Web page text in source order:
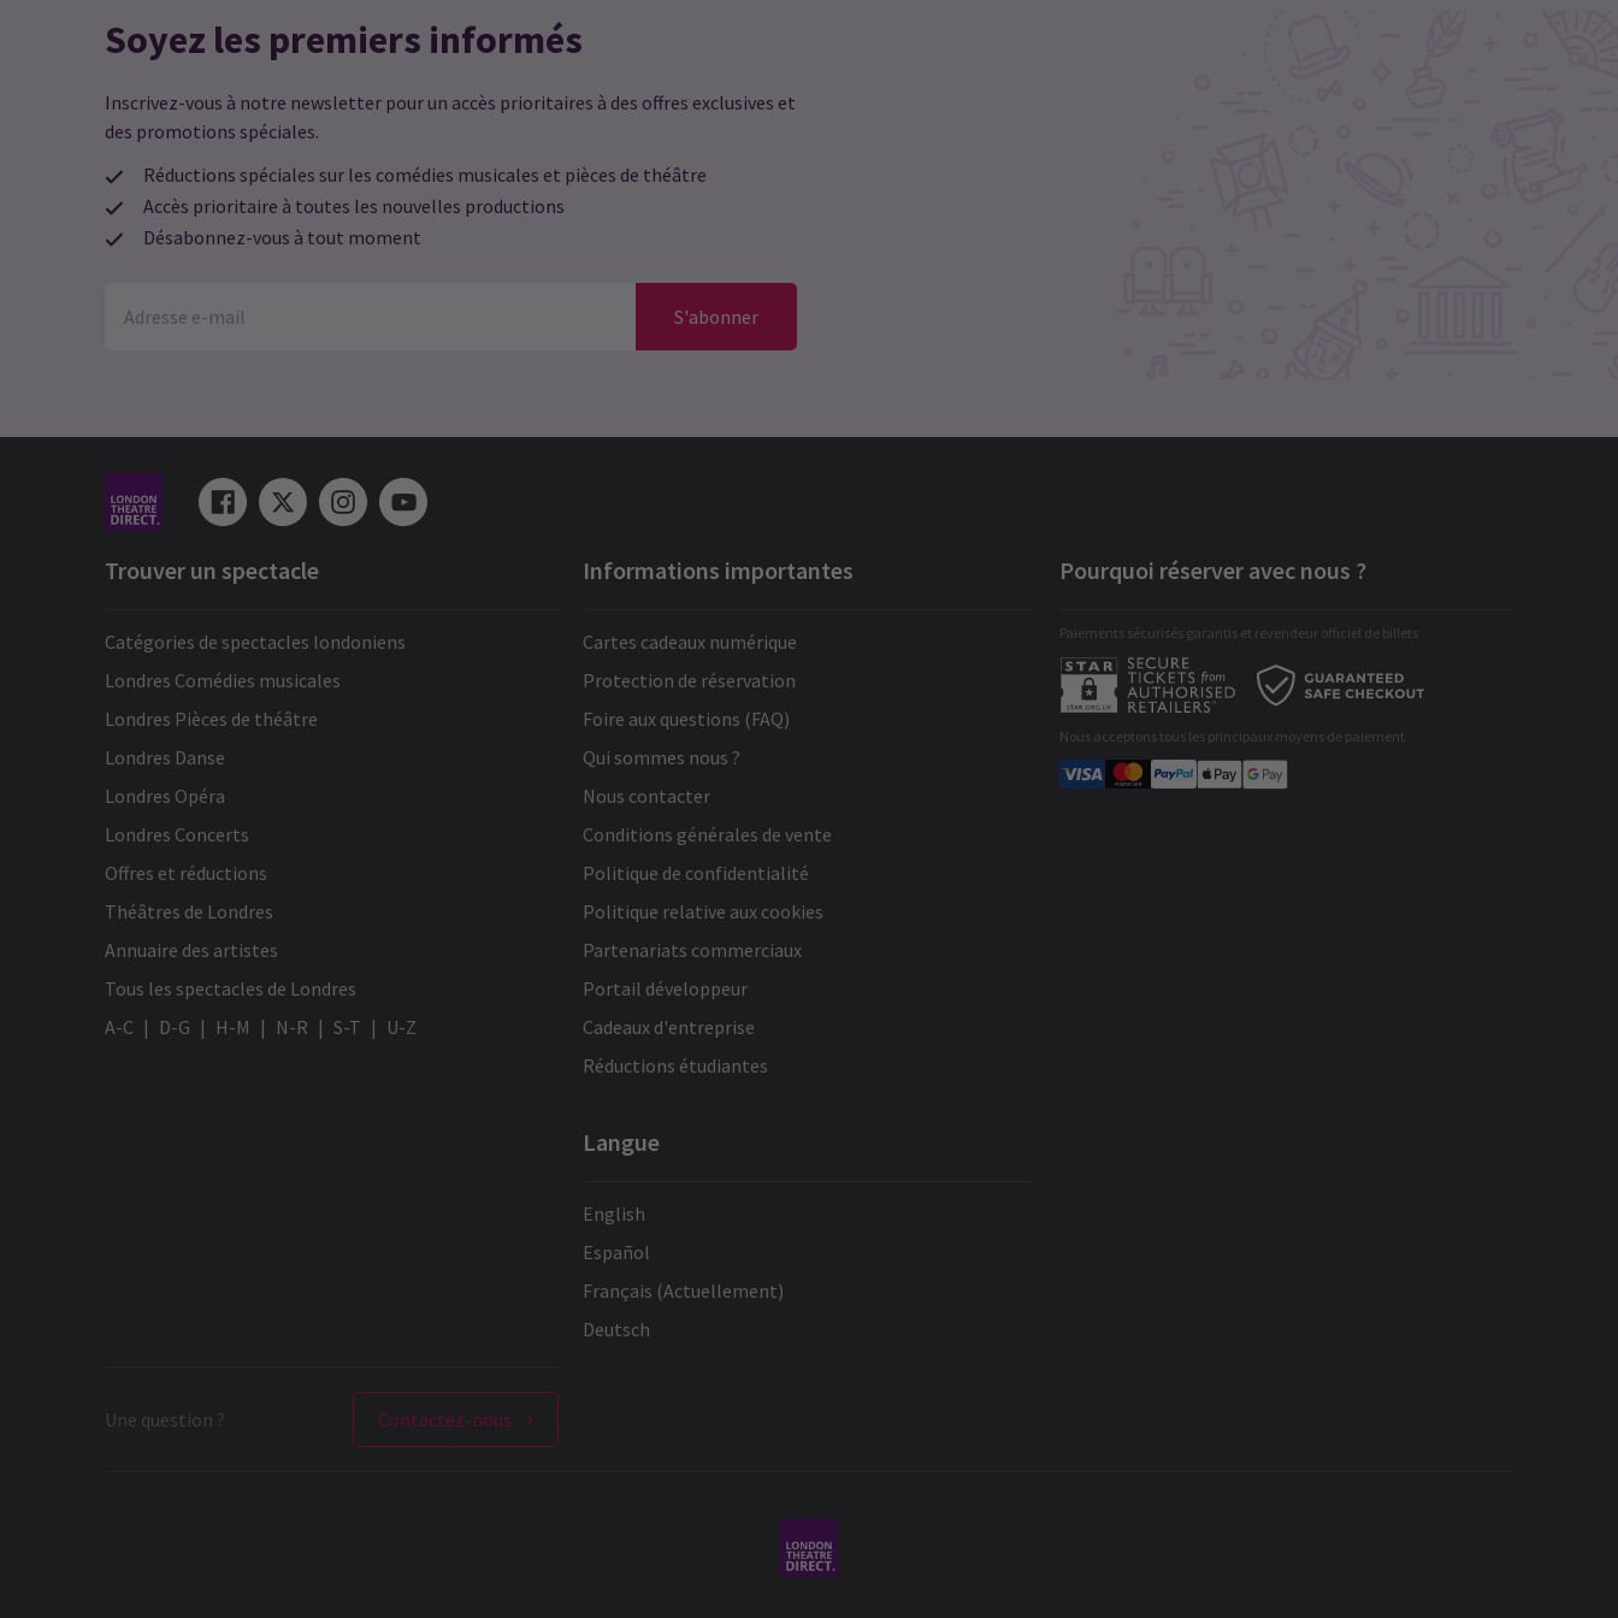
Soyez les premiers informés
Inscrivez-vous à notre newsletter pour un accès prioritaires à des offres exclusives et
des promotions spéciales.
Réductions spéciales sur les comédies musicales et pièces de théâtre
Accès prioritaire à toutes les nouvelles productions
Désabonnez-vous à tout moment
S'abonner
Trouver un spectacle
Catégories de spectacles londoniens
Londres Comédies musicales
Londres Pièces de théâtre
Londres Danse
Londres Opéra
Londres Concerts
Offres et réductions
Théâtres de Londres
Annuaire des artistes
Tous les spectacles de Londres
A-C
D-G H-M N-R S-T U-Z
Informations importantes
Cartes cadeaux numérique
Protection de réservation
Foire aux questions (FAQ)
Qui sommes nous ?
Nous contacter
Conditions générales de vente
Politique de confidentialité
Politique relative aux cookies
Partenariats commerciaux
Portail développeur
Cadeaux d'entreprise
Réductions étudiantes
Langue
English
Español
Français (Actuellement)
Deutsch
Une question ? Contactez-nous
Pourquoi réserver avec nous ?
Paiements sécurisés garantis et revendeur officiel de billets
Nous acceptons tous les principaux moyens de paiement